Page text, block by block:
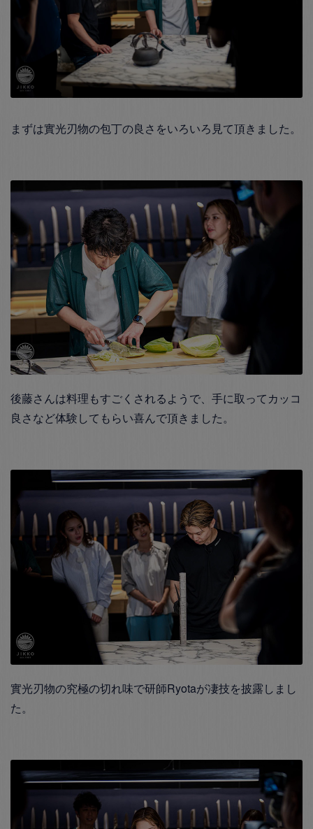
まずは實光刃物の包丁の良さをいろいろ見て頂きました。
後藤さんは料理もすごくされるようで、手に取ってカッコ
良さなど体験してもらい喜んで頂きました。
實光刃物の究極の切れ味で研師Ryotaが凄技を披露しまし
た。